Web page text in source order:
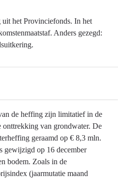
uit het Provinciefonds. In het
Anders gezegd:
de heffing zijn limitatief in de
onttrekking van grondwater. De
geraamd op € 8,3 mln.
gewijzigd op 16 december
bodem. Zoals in de
(jaarmutatie maand